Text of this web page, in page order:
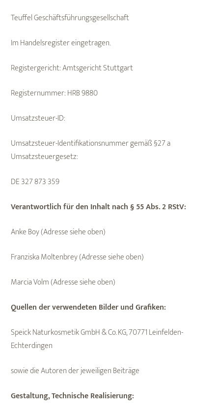
Teuffel Geschäftsführungsgesellschaft
Im Handelsregister eingetragen.
Registergericht: Amtsgericht Stuttgart
Registernummer: HRB 9880
Umsatzsteuer-ID:
Umsatzsteuer-Identifikationsnummer gemäß §27 a
Umsatzsteuergesetz:
DE 327 873 359
Verantwortlich für den Inhalt nach § 55 Abs. 2 RStV:
Anke Boy (Adresse siehe oben)
Franziska Moltenbrey (Adresse siehe oben)
Marcia Volm (Adresse siehe oben)
Quellen der verwendeten Bilder und Grafiken:
Speick Naturkosmetik GmbH & Co. KG, 70771 Leinfelden-
Echterdingen
sowie die Autoren der jeweiligen Beiträge
Gestaltung, Technische Realisierung: